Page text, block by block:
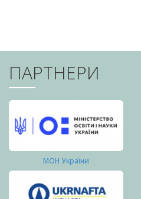
ПАРТНЕРИ
МОН України